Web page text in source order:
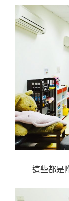
這些都是